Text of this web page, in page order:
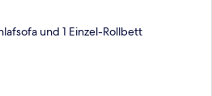
und 1 Einzel-Rollbett